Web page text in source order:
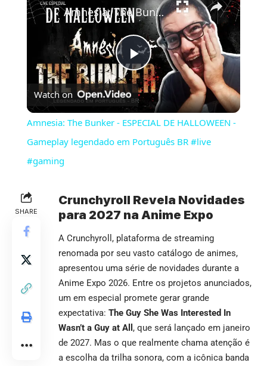
Play
Video
Amnesia: The Bunker - ESPECIAL DE HALLOWEEN - Gameplay legendado em Português BR #live #gaming
Watch on
Amnesia: The Bunker - ESPECIAL DE HALLOWEEN -
Gameplay legendado em Português BR #live
#gaming
SHARE
Crunchyroll Revela Novidades
para 2027 na Anime Expo
A Crunchyroll, plataforma de streaming
renomada por seu vasto catálogo de animes,
apresentou uma série de novidades durante a
Anime Expo 2026. Entre os projetos anunciados,
um em especial promete gerar grande
expectativa: The Guy She Was Interested In
Wasn’t a Guy at All , que será lançado em janeiro
de 2027. Mas o que realmente chama atenção é
a escolha da trilha sonora, com a icônica banda